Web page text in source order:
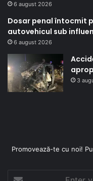
6 august 2026
Dosar penal întocmit
autovehicul sub
6 august 2026
3
Promovează-te cu noi!
Enter